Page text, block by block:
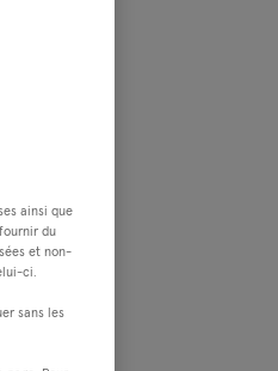
ainsi que
du
et non-
ci.
sans les